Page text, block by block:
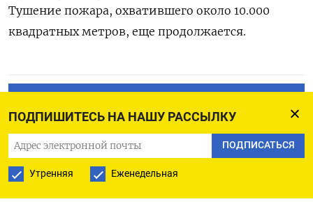
ПОДПИШИТЕСЬ НА НАШУ РАССЫЛКУ
ПОДПИСАТЬСЯ
Утренняя Еженедельная
Тушение пожара, охватившего около 10.000
квадратных метров, еще продолжается.
ПОДПИСАТЬСЯ В GOOGLE